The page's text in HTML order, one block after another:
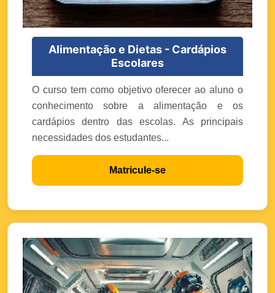
Alimentação e Dietas - Cardápios
Escolares
O curso tem como objetivo oferecer ao aluno o
conhecimento sobre a alimentação e os
cardápios dentro das escolas. As principais
necessidades dos estudantes...
Matricule-se